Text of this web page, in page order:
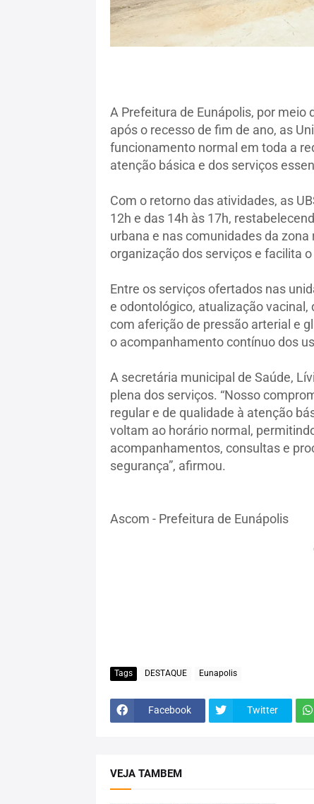
A Prefeitura de Eunápolis, por meio
após o recesso de fim de ano, as
funcionamento normal em toda a
atenção básica e dos serviços
Com o retorno das atividades, as
12h e das 14h às 17h,
urbana e nas comunidades da
organização dos serviços e facilita
Entre os serviços ofertados nas
e odontológico, atualização
com aferição de pressão arterial e
o acompanhamento contínuo dos
A secretária municipal de Saúde,
plena dos serviços. “Nosso
regular e de qualidade à atenção
voltam ao horário normal,
acompanhamentos, consultas e
segurança”, afirmou.
Ascom - Prefeitura de Eunápolis
Tags DESTAQUE Eunapolis
Facebook Twitter
VEJA TAMBEM